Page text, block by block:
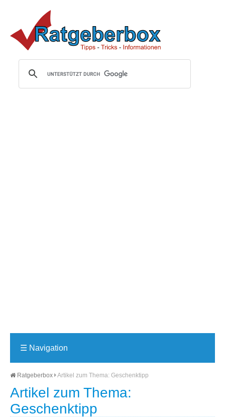
☰ Navigation
Ratgeberbox Artikel zum Thema: Geschenktipp
Artikel zum Thema:
Geschenktipp